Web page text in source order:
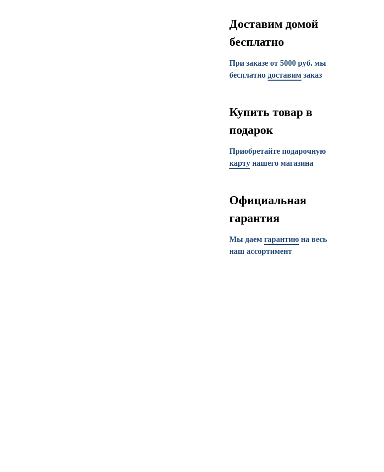
Доставим домой
бесплатно
При заказе от 5000 руб. мы
бесплатно доставим заказ
Купить товар в
подарок
Приобретайте подарочную
карту нашего магазина
Официальная
гарантия
Мы даем гарантию на весь
наш ассортимент